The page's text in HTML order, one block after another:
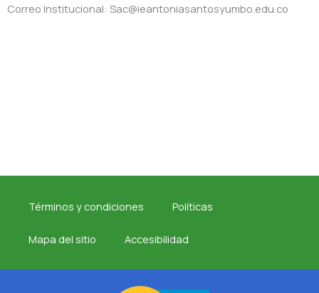
Correo Institucional: Sac@ieantoniasantosyumbo.edu.co
Términos y condiciones Políticas
Mapa del sitio Accesibilidad